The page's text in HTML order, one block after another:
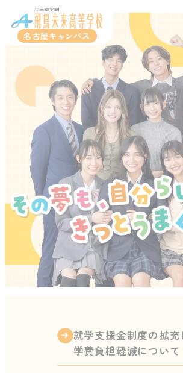
名古屋キャンパス
就学支援金制度の拡充
学費負担軽減について